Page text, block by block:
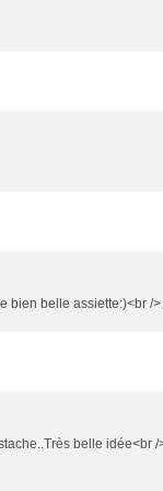
bien belle assiette:)<br /
belle idée<br